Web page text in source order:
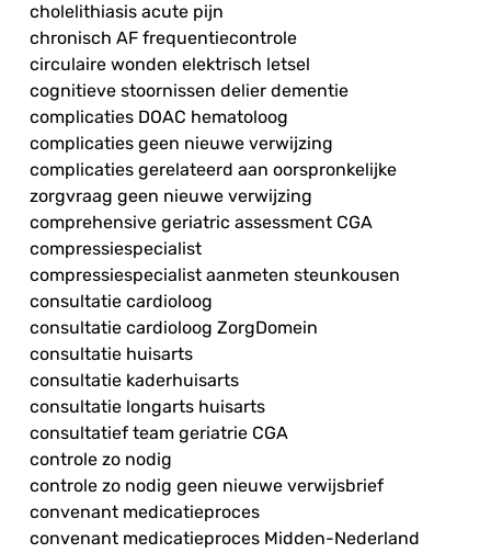
cholelithiasis acute pijn
chronisch AF frequentiecontrole
circulaire wonden elektrisch letsel
cognitieve stoornissen delier dementie
complicaties DOAC hematoloog
complicaties geen nieuwe verwijzing
complicaties gerelateerd aan oorspronkelijke
zorgvraag geen nieuwe verwijzing
comprehensive geriatric assessment CGA
compressiespecialist
compressiespecialist aanmeten steunkousen
consultatie cardioloog
consultatie cardioloog ZorgDomein
consultatie huisarts
consultatie kaderhuisarts
consultatie longarts huisarts
consultatief team geriatrie CGA
controle zo nodig
controle zo nodig geen nieuwe verwijsbrief
convenant medicatieproces
convenant medicatieproces Midden-Nederland